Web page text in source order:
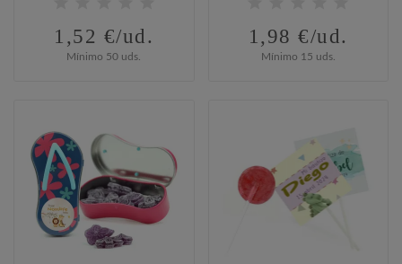
1,52 €/ud.
Mínimo 50 uds.
1,98 €/ud.
Mínimo 15 uds.